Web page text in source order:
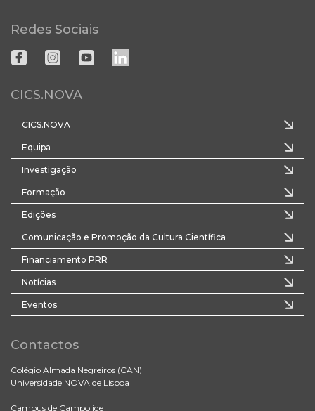
Redes Sociais
CICS.NOVA
CICS.NOVA
Equipa
Investigação
Formação
Edições
Comunicação e Promoção da Cultura Científica
Financiamento PRR
Notícias
Eventos
Contactos
Colégio Almada Negreiros (CAN)
Universidade NOVA de Lisboa
Campus de Campolide